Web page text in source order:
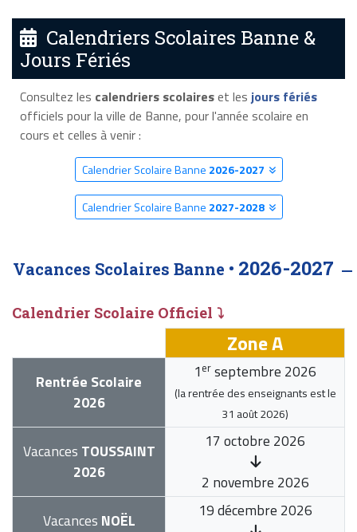
Calendriers Scolaires Banne &
Jours Fériés
Consultez les calendriers scolaireset les jours fériés
officiels pour la ville de Banne, pour l'année scolaire en
cours et celles à venir :
Calendrier Scolaire Banne 2026-2027
Calendrier Scolaire Banne 2027-2028
Vacances Scolaires Banne • 2026-2027
Calendrier Scolaire Officiel ⤵
Zone A
Rentrée Scolaire
2026
1 er septembre 2026
(la rentrée des enseignants est le
31 août 2026)
Vacances TOUSSAINT
2026
17 octobre 2026
2 novembre 2026
Vacances NOËL
19 décembre 2026